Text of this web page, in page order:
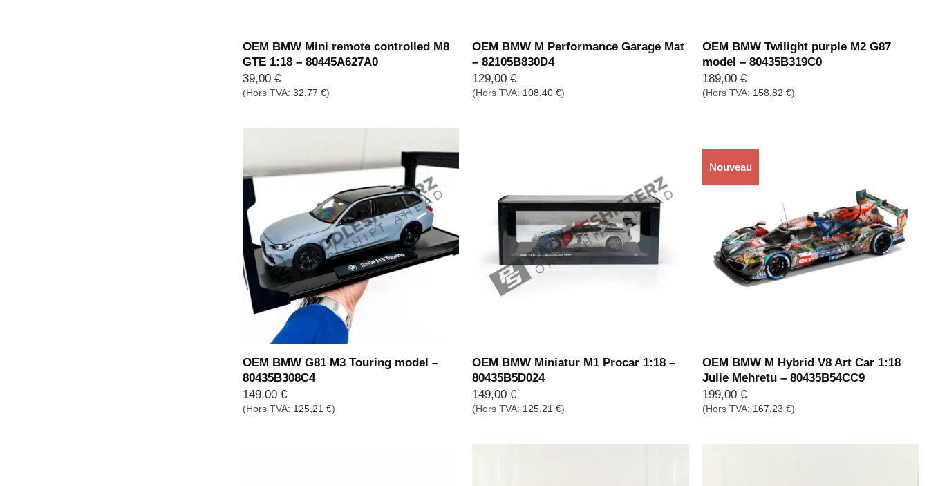
OEM BMW Mini remote controlled M8
GTE 1:18 – 80445A627A0
39,00 €
(Hors TVA: 32,77 €)
OEM BMW M Performance Garage Mat
– 82105B830D4
129,00€
(Hors TVA: 108,40€)
OEM BMW Twilight purple M2 G87
model – 80435B319C0
189,00€
(Hors TVA: 158,82€)
OEM BMW G81 M3 Touring model –
80435B308C4
149,00 €
(Hors TVA: 125,21 €)
OEM BMW Miniatur M1 Procar 1:18 –
80435B5D024
149,00€
(Hors TVA: 125,21€)
Nouveau
OEM BMW M Hybrid V8 Art Car 1:18
Julie Mehretu – 80435B54CC9
199,00€
(Hors TVA: 167,23€)